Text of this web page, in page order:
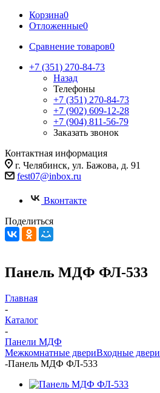
Корзина0
Отложенные0
Сравнение товаров0
+7 (351) 270-84-73
Назад
Телефоны
+7 (351) 270-84-73
+7 (902) 609-12-28
+7 (904) 811-56-79
Заказать звонок
Контактная информация
г. Челябинск, ул. Бажова, д. 91
fest07@inbox.ru
Вконтакте
Поделиться
Панель МДФ ФЛ-533
Главная
-
Каталог
-
Панели МДФ
Межкомнатные двериВходные двери
-Панель МДФ ФЛ-533